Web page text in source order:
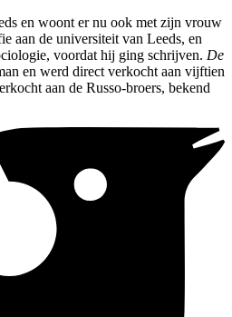
en woont er nu ook met zijn vrouw
aan de universiteit van Leeds, en
voordat hij ging schrijven. De
en werd direct verkocht aan vijftien
aan de Russo-broers, bekend